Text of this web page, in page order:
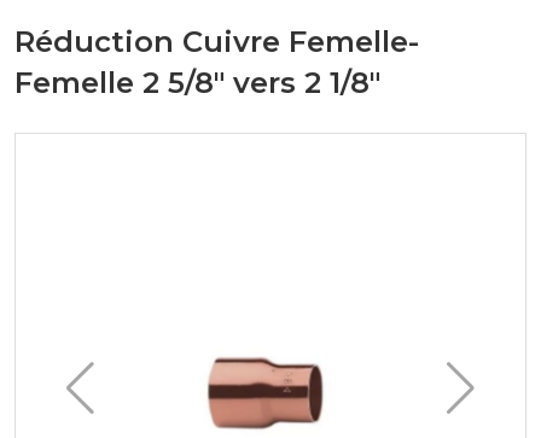
Réduction Cuivre Femelle-
Femelle 2 5/8" vers 2 1/8"